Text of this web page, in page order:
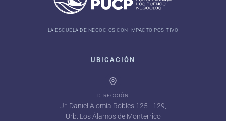
LA ESCUELA DE NEGOCIOS CON IMPACTO POSITIVO
UBICACIÓN
DIRECCIÓN
Jr. Daniel Alomía Robles 125 - 129,
Urb. Los Álamos de Monterrico